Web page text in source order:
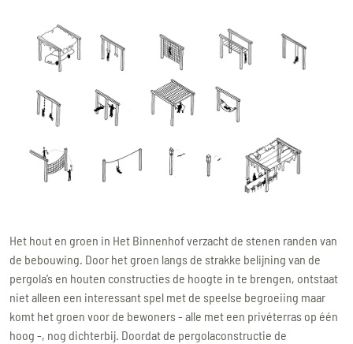
Het hout en groen in Het Binnenhof verzacht de stenen randen van
de bebouwing. Door het groen langs de strakke belijning van de
pergola’s en houten constructies de hoogte in te brengen, ontstaat
niet alleen een interessant spel met de speelse begroeiing maar
komt het groen voor de bewoners - alle met een privéterras op één
hoog -, nog dichterbij. Doordat de pergolaconstructie de